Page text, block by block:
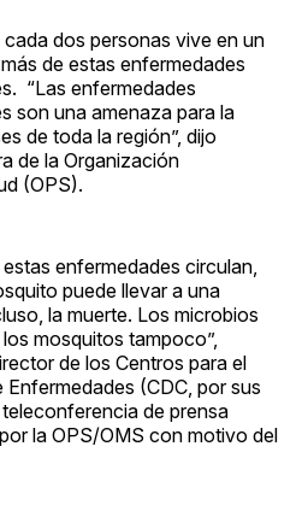
dos personas vive en un
de estas enfermedades
“Las enfermedades
son una amenaza para la
de toda la región”, dijo
de la Organización
(OPS).
enfermedades circulan,
puede llevar a una
la muerte. Los microbios
mosquitos tampoco”,
de los Centros para el
(CDC, por sus
de prensa
la OPS/OMS con motivo del